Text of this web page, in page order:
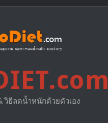
วิธีลดน้ำหนักด้วยตัวเอง